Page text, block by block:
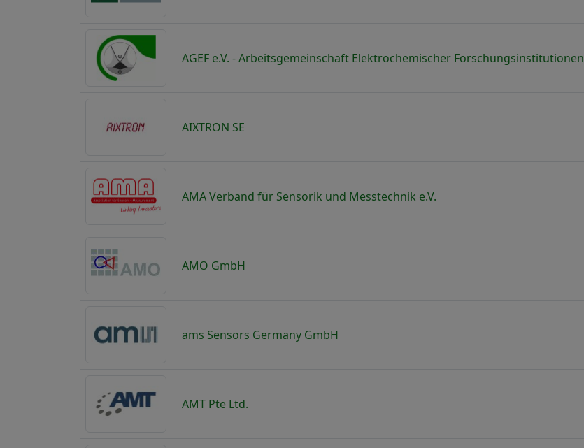
AGEF e.V. - Arbeitsgemeinschaft Elektrochemischer Forschungsinstitutionen
AIXTRON SE
AMA Verband für Sensorik und Messtechnik e.V.
AMO GmbH
ams Sensors Germany GmbH
AMT Pte Ltd.